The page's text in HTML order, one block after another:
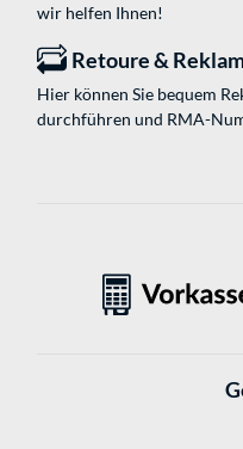
wir helfen Ihnen!
Retoure &
Hier können Sie bequem
durchführen und RMA-